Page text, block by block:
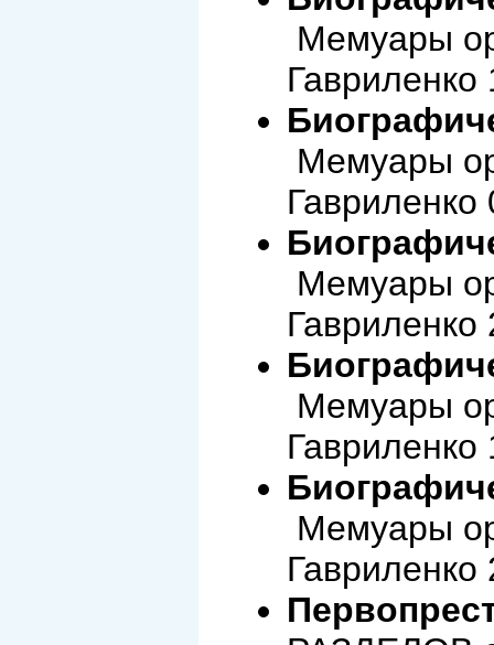
Мемуары
Мемуары
Мемуары
Мемуары
Мемуары